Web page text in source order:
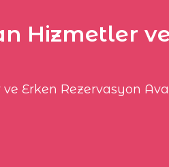
Hizmetler
Erken Rezervasyon